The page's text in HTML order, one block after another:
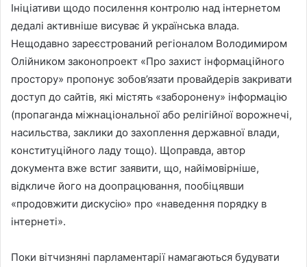
Ініціативи щодо посилення контролю над інтернетом
дедалі активніше висуває й українська влада.
Нещодавно зареєстрований регіоналом Володимиром
Олійником законопроект «Про захист інформаційного
простору» пропонує зобов’язати провайдерів закривати
доступ до сайтів, які містять «заборонену» інформацію
(пропаганда міжнаціональної або релігійної ворожнечі,
насильства, заклики до захоплення державної влади,
конституційного ладу тощо). Щоправда, автор
документа вже встиг заявити, що, найімовірніше,
відкличе його на доопрацювання, пообіцявши
«продовжити дискусію» про «наведення порядку в
інтернеті».
Поки вітчизняні парламентарії намагаються будувати